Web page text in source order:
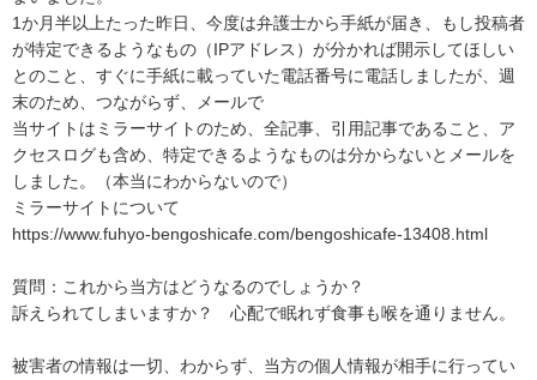
1か月半以上たった昨日、今度は弁護士から手紙が届き、もし投稿者
が特定できるようなもの（IPアドレス）が分かれば開示してほしい
とのこと、すぐに手紙に載っていた電話番号に電話しましたが、週
末のため、つながらず、メールで
当サイトはミラーサイトのため、全記事、引用記事であること、ア
クセスログも含め、特定できるようなものは分からないとメールを
しました。（本当にわからないので）
ミラーサイトについて
https://www.fuhyo-bengoshicafe.com/bengoshicafe-13408.html
質問：これから当方はどうなるのでしょうか？
訴えられてしまいますか？　心配で眠れず食事も喉を通りません。
被害者の情報は一切、わからず、当方の個人情報が相手に行ってい